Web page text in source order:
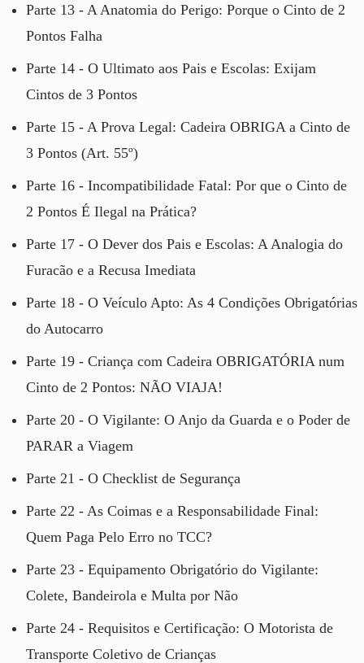
Parte 13 - A Anatomia do Perigo: Porque o Cinto de 2
Pontos Falha
Parte 14 - O Ultimato aos Pais e Escolas: Exijam
Cintos de 3 Pontos
Parte 15 - A Prova Legal: Cadeira OBRIGA a Cinto de
3 Pontos (Art. 55º)
Parte 16 - Incompatibilidade Fatal: Por que o Cinto de
2 Pontos É Ilegal na Prática?
Parte 17 - O Dever dos Pais e Escolas: A Analogia do
Furacão e a Recusa Imediata
Parte 18 - O Veículo Apto: As 4 Condições Obrigatórias
do Autocarro
Parte 19 - Criança com Cadeira OBRIGATÓRIA num
Cinto de 2 Pontos: NÃO VIAJA!
Parte 20 - O Vigilante: O Anjo da Guarda e o Poder de
PARAR a Viagem
Parte 21 - O Checklist de Segurança
Parte 22 - As Coimas e a Responsabilidade Final:
Quem Paga Pelo Erro no TCC?
Parte 23 - Equipamento Obrigatório do Vigilante:
Colete, Bandeirola e Multa por Não
Parte 24 - Requisitos e Certificação: O Motorista de
Transporte Coletivo de Crianças